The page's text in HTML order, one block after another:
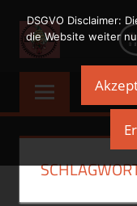
Inhalt
springen
Du
sollst
ein
machen
DSGVO Disclaimer:
die Website weiter